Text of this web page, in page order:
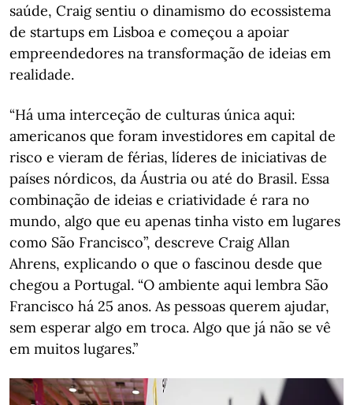
saúde, Craig sentiu o dinamismo do ecossistema
de startups em Lisboa e começou a apoiar
empreendedores na transformação de ideias em
realidade.
“Há uma interceção de culturas única aqui:
americanos que foram investidores em capital de
risco e vieram de férias, líderes de iniciativas de
países nórdicos, da Áustria ou até do Brasil. Essa
combinação de ideias e criatividade é rara no
mundo, algo que eu apenas tinha visto em lugares
como São Francisco”, descreve Craig Allan
Ahrens, explicando o que o fascinou desde que
chegou a Portugal. “O ambiente aqui lembra São
Francisco há 25 anos. As pessoas querem ajudar,
sem esperar algo em troca. Algo que já não se vê
em muitos lugares.”